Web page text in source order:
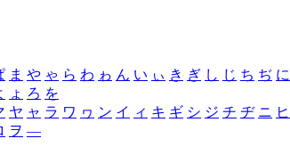
ま や ゃ ら わ ゎ ん い ぃ き ぎ し じ ち ぢ に
ょ ろ を
ヤ ャ ラ ワ ヮ ン イ ィ キ ギ シ ジ チ ヂ ニ ヒ
ヲ ―